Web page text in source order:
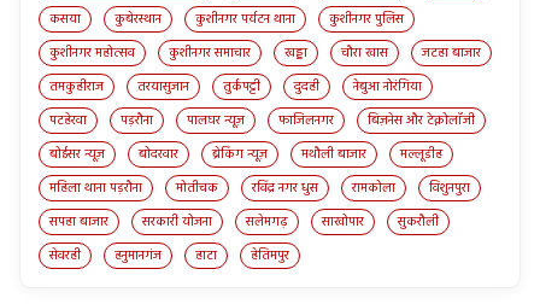
कसया
कुबेरस्थान कुशीनगर पर्यटन थाना
कुशीनगर पुलिस
कुशीनगर महोत्सव
कुशीनगर समाचार खड्डा चौरा खास
जटहा बाजार
तमकुहीराज
तरयासुजान तुर्कपट्टी दुदही
नेबुआ नोरंगिया
पटहेरवा
पड़रौना पालघर न्यूज़ फाजिलनगर
बिज़नेस और टेक्नोलॉजी
बोईसर न्यूज़
बोदरवार ब्रेकिंग न्यूज़ मथौली बाजार
मल्लूडीह
महिला थाना पड़रौना
मोतीचक रविंद्र नगर धुस रामकोला
विशुनपुरा
सपहा बाजार
सरकारी योजना सलेमगढ़ साखोपार
सुकरौली
सेवरही
हनुमानगंज हाटा हेतिमपुर